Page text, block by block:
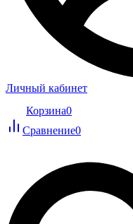
Личный кабинет
Корзина0
Сравнение0